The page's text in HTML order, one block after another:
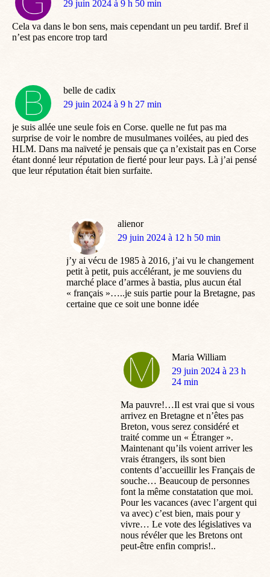
dit
29 juin 2024 à 9 h 50 min
Cela va dans le bon sens, mais cependant un peu tardif. Bref il
n’est pas encore trop tard
belle de cadix
dit
29 juin 2024 à 9 h 27 min
je suis allée une seule fois en Corse. quelle ne fut pas ma
surprise de voir le nombre de musulmanes voilées, au pied des
HLM. Dans ma naïveté je pensais que ça n’existait pas en Corse
étant donné leur réputation de fierté pour leur pays. Là j’ai pensé
que leur réputation était bien surfaite.
alienor
dit
29 juin 2024 à 12 h 50 min
j’y ai vécu de 1985 à 2016, j’ai vu le changement
petit à petit, puis accélérant, je me souviens du
marché place d’armes à bastia, plus aucun étal
« français »…..je suis partie pour la Bretagne, pas
certaine que ce soit une bonne idée
Maria William
dit
:
29 juin 2024 à 23 h
24 min
Ma pauvre!…Il est vrai que si vous
arrivez en Bretagne et n’êtes pas
Breton, vous serez considéré et
traité comme un « Étranger ».
Maintenant qu’ils voient arriver les
vrais étrangers, ils sont bien
contents d’accueillir les Français de
souche… Beaucoup de personnes
font la même constatation que moi.
Pour les vacances (avec l’argent qui
va avec) c’est bien, mais pour y
vivre… Le vote des législatives va
nous révéler que les Bretons ont
peut-être enfin compris!..